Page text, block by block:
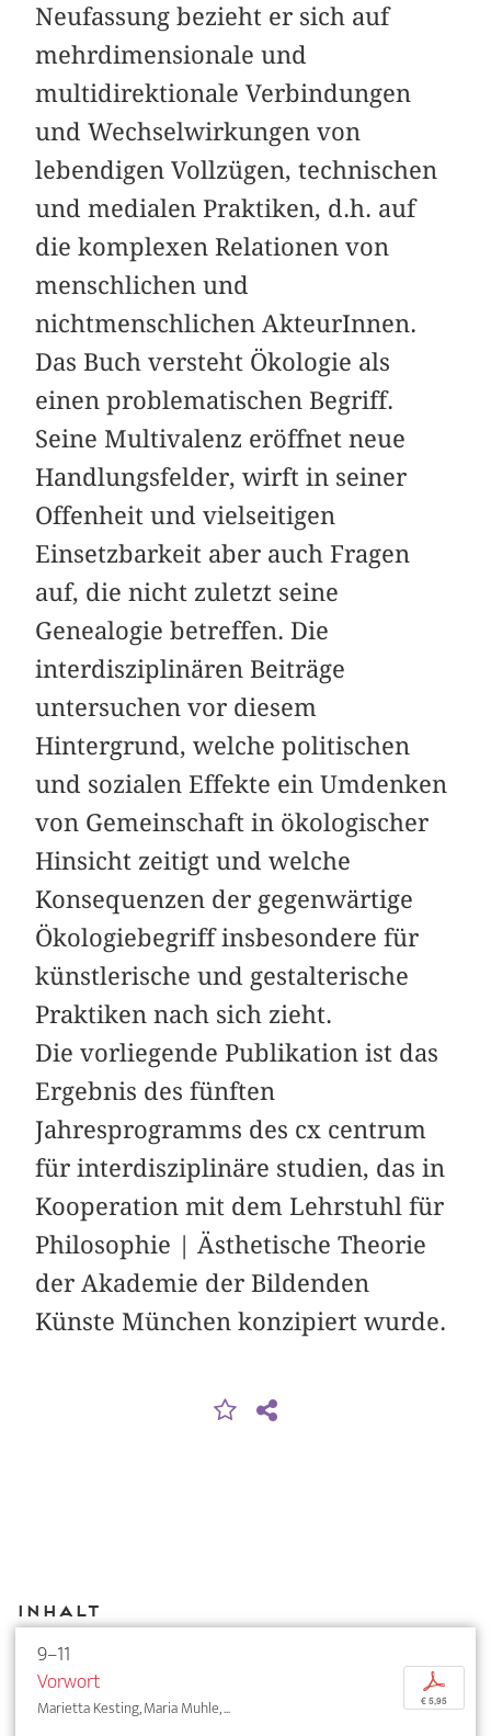
Neufassung bezieht er sich auf
mehr­dimensionale und
multidirektionale Verbindungen
und Wechselwirkungen von
lebendigen Vollzügen, technischen
und medialen Praktiken, d.h. auf
die komplexen Relationen von
menschlichen und
nichtmenschlichen AkteurInnen.
Das Buch versteht Ökologie als
einen problematischen Begriff.
Seine Multivalenz eröffnet neue
Handlungsfelder, wirft in seiner
Offenheit und vielseitigen
Einsetzbarkeit aber auch Fragen
auf, die nicht zuletzt seine
Genealogie betreffen. Die
interdisziplinären ­Beiträge
untersuchen vor diesem
Hintergrund, welche politischen
und sozialen Effekte ein Umdenken
von Gemeinschaft in ökologischer
Hinsicht zeitigt und welche
Konsequenzen der gegenwärtige
Ökologiebegriff insbesondere für
künstlerische und ­gestalterische
Praktiken nach sich zieht.
Die vorliegende Publikation ist das
Ergebnis des fünften
Jahresprogramms des cx centrum
für interdisziplinäre studien, das in
Kooperation mit dem Lehrstuhl für
Philosophie | Ästhetische Theorie
der Akademie der Bildenden
Künste München konzipiert wurde.
Inhalt
9–11
Vorwort
Marietta Kesting, Maria Muhle, ...
p
€ 5,95